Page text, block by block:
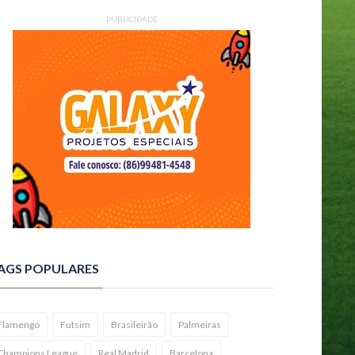
PUBLICIDADE
POPULARES
Futsim Brasileirão Palmeiras